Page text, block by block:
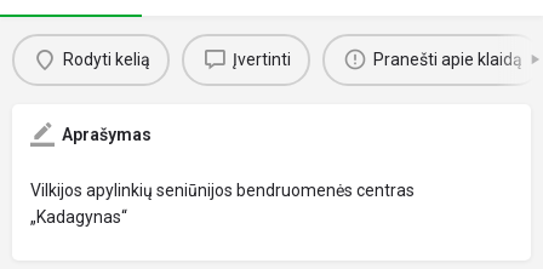
Rodyti kelią Įvertinti Pranešti apie klaidą
Aprašymas
Vilkijos apylinkių seniūnijos bendruomenės centras
„Kadagynas“